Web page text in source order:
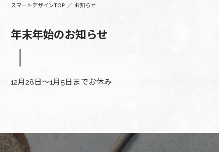
スマートデザインTOP お知らせ
年末年始のお知らせ
12月28日～1月5日までお休み